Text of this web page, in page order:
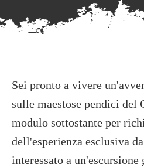
Sei pronto a vivere
sulle maestose pendici del
modulo sottostante per
dell'esperienza esclusiva
interessato a un'escursione